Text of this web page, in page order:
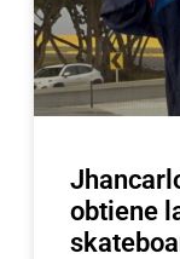
obtiene